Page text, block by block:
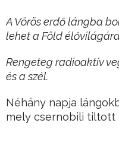
A Vörös erdő lángba
lehet a Föld
Rengeteg radioaktív
és a szél.
Néhány napja
mely csernobili tiltott